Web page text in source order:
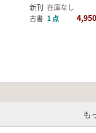
新刊 在庫なし
古書 1 点
も